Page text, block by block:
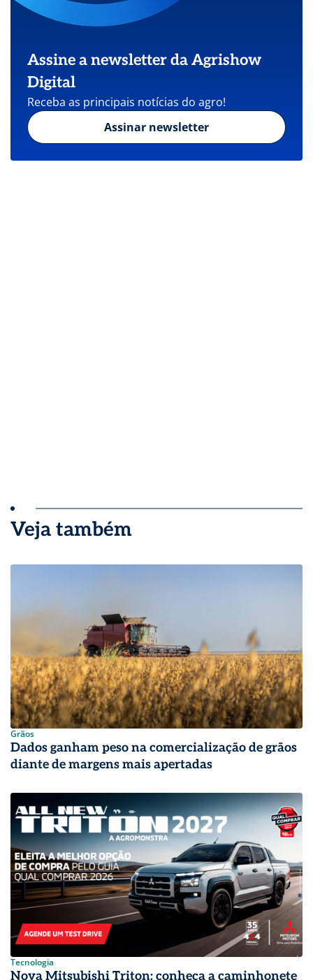
Assine a newsletter da Agrishow
Digital
Receba as principais notícias do agro!
Assinar newsletter
Veja também
Grãos
Dados ganham peso na comercialização de grãos
diante de margens mais apertadas
Tecnologia
Nova Mitsubishi Triton: conheça a caminhonete